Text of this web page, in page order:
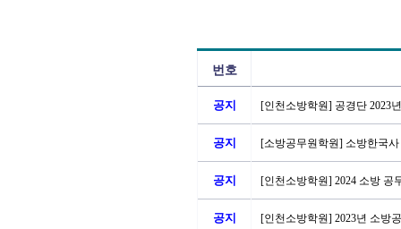
번호
공지 [인천소방학원] 공경단 2023
공지 [소방공무원학원] 소방한국
공지 [인천소방학원] 2024 소방 공
공지 [인천소방학원] 2023년 소방